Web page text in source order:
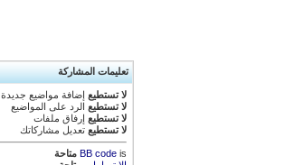
تعليمات المشاركة
لا تستطيع إضافة مواضيع جديدة
لا تستطيع الرد على المواضيع
لا تستطيع إرفاق ملفات
لا تستطيع تعديل مشاركاتك
BB codeis
متاحة